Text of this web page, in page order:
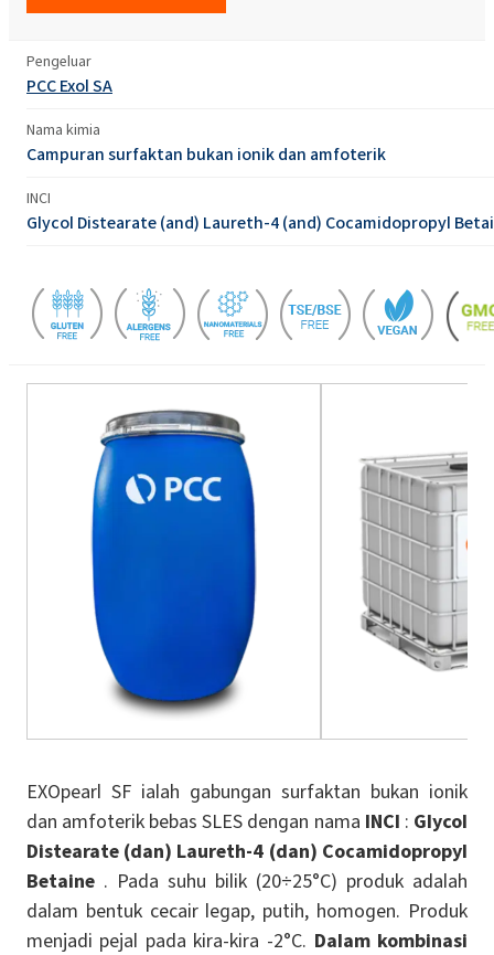
Pengeluar
PCC Exol SA
Nama kimia
Campuran surfaktan bukan ionik dan amfoterik
INCI
Glycol Distearate (and) Laureth-4 (and) Cocamidopropyl
EXOpearl SF ialah gabungan surfaktan bukan ionik
dan amfoterik bebas SLES dengan nama INCI : Glycol
Distearate (dan) Laureth-4 (dan) Cocamidopropyl
Betaine . Pada suhu bilik (20÷25°C) produk adalah
dalam bentuk cecair legap, putih, homogen. Produk
menjadi pejal pada kira-kira -2°C. Dalam kombinasi